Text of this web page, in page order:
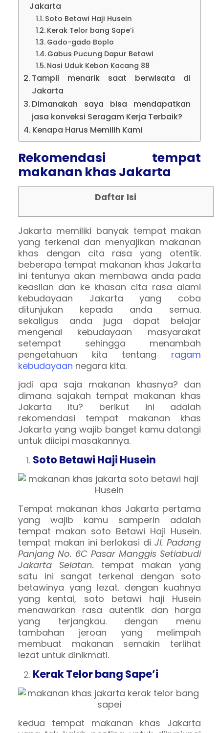
Jakarta
Soto Betawi Haji Husein
Kerak Telor bang Sape’i
Gado-gado Boplo
Gabus Pucung Dapur Betawi
Nasi Uduk Kebon Kacang 88
Tampil menarik saat berwisata di
Jakarta
Dimanakah saya bisa mendapatkan
jasa konveksi Seragam Kerja Terbaik?
Kenapa Harus Memilih Kami
Rekomendasi tempat
makanan khas Jakarta
Daftar Isi
Jakarta memiliki banyak tempat makan
yang terkenal dan menyajikan makanan
khas dengan cita rasa yang otentik.
beberapa tempat makanan khas Jakarta
ini tentunya akan membawa anda pada
keaslian dan ke khasan cita rasa alami
kebudayaan Jakarta yang coba
ditunjukan kepada anda semua.
sekaligus anda juga dapat belajar
mengenai kebudayaan masyarakat
setempat sehingga menambah
pengetahuan kita tentang ragam
kebudayaan negara kita.
jadi apa saja makanan khasnya? dan
dimana sajakah tempat makanan khas
Jakarta itu? berikut ini adalah
rekomendasi tempat makanan khas
Jakarta yang wajib banget kamu datangi
untuk diicipi masakannya.
Soto Betawi Haji Husein
Tempat makanan khas Jakarta pertama
yang wajib kamu samperin adalah
tempat makan soto Betawi Haji Husein.
tempat makan ini berlokasi diJl. Padang
Panjang No. 6C Pasar Manggis Setiabudi
Jakarta Selatan. tempat makan yang
satu ini sangat terkenal dengan soto
betawinya yang lezat. dengan kuahnya
yang kental, soto betawi haji Husein
menawarkan rasa autentik dan harga
yang terjangkau. dengan menu
tambahan jeroan yang melimpah
membuat makanan semakin terlihat
lezat untuk dinikmati.
Kerak Telor bang Sape’i
kedua tempat makanan khas Jakarta